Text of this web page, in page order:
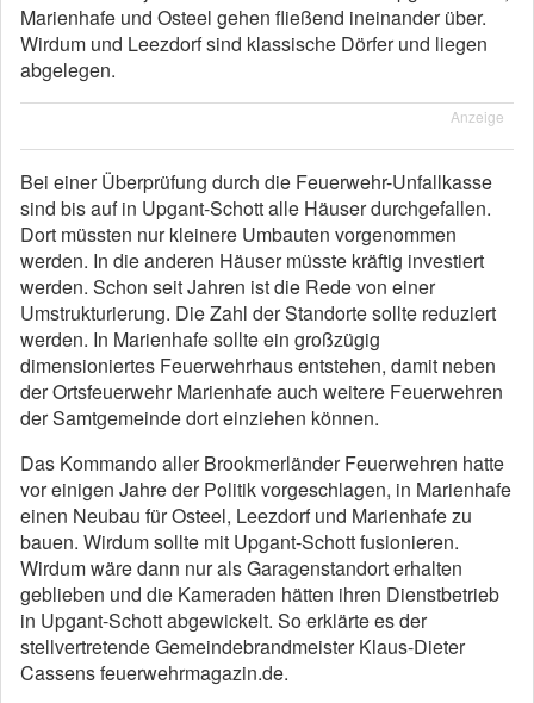
Marienhafe und Osteel gehen fließend ineinander über.
Wirdum und Leezdorf sind klassische Dörfer und liegen
abgelegen.
Anzeige
Bei einer Überprüfung durch die Feuerwehr-Unfallkasse
sind bis auf in Upgant-Schott alle Häuser durchgefallen.
Dort müssten nur kleinere Umbauten vorgenommen
werden. In die anderen Häuser müsste kräftig investiert
werden. Schon seit Jahren ist die Rede von einer
Umstrukturierung. Die Zahl der Standorte sollte reduziert
werden. In Marienhafe sollte ein großzügig
dimensioniertes Feuerwehrhaus entstehen, damit neben
der Ortsfeuerwehr Marienhafe auch weitere Feuerwehren
der Samtgemeinde dort einziehen können.
Das Kommando aller Brookmerländer Feuerwehren hatte
vor einigen Jahre der Politik vorgeschlagen, in Marienhafe
einen Neubau für Osteel, Leezdorf und Marienhafe zu
bauen. Wirdum sollte mit Upgant-Schott fusionieren.
Wirdum wäre dann nur als Garagenstandort erhalten
geblieben und die Kameraden hätten ihren Dienstbetrieb
in Upgant-Schott abgewickelt. So erklärte es der
stellvertretende Gemeindebrandmeister Klaus-Dieter
Cassens feuerwehrmagazin.de.